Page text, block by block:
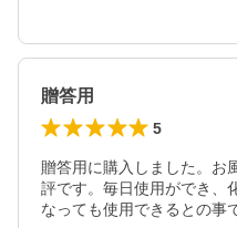
贈答用
5
贈答用に購入しました。お
評です。毎日使用ができ、
なっても使用できるとの事